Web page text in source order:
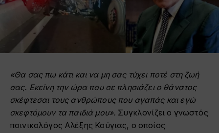
«Θα σας πω κάτι και να μη σας τύχει ποτέ στη ζωή
σας. Εκείνη την ώρα που σε πλησιάζει ο θάνατος
σκέφτεσαι τους ανθρώπους που αγαπάς και εγώ
σκεφτόμουν τα παιδιά μου». Συγκλονίζει ο γνωστός
ποινικολόγος Αλέξης Κούγιας, ο οποίος